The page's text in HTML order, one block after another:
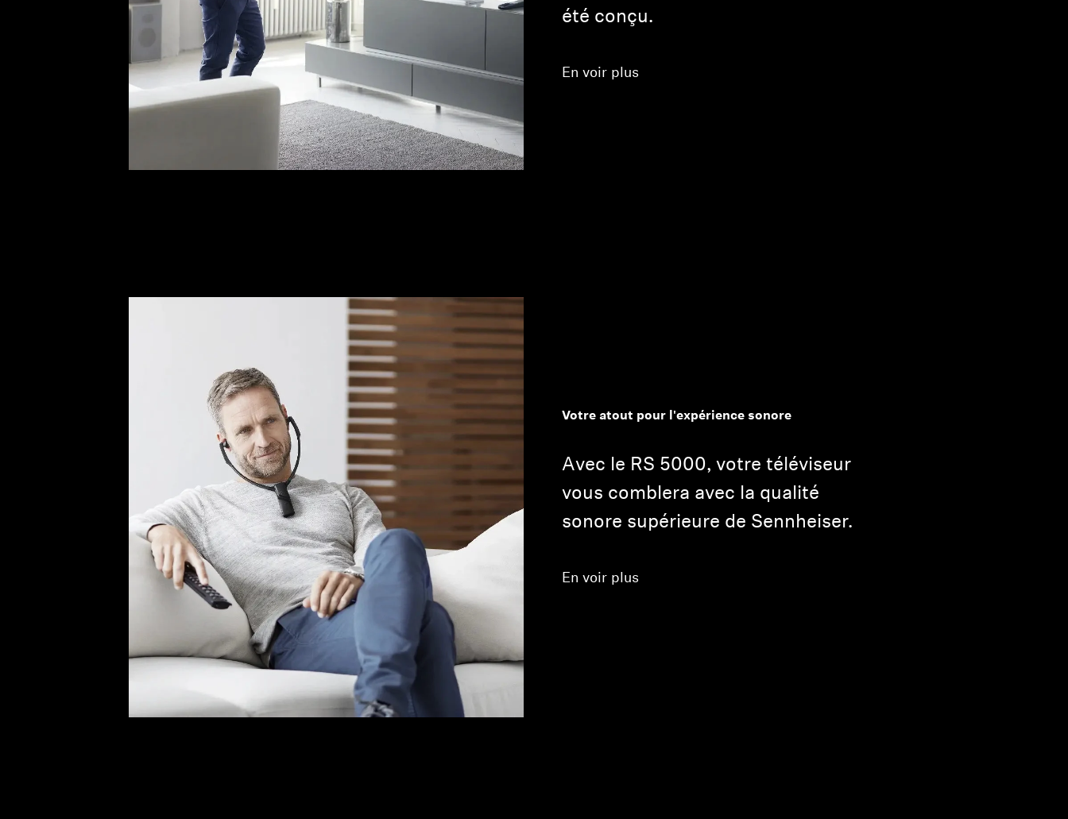
été conçu.
En voir plus
Votre atout pour l'expérience sonore
Avec le RS 5000, votre téléviseur
vous comblera avec la qualité
sonore supérieure de Sennheiser.
En voir plus